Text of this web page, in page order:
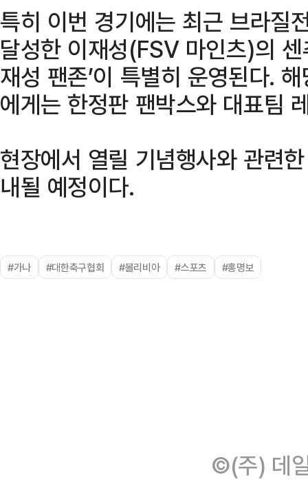
특히 이번 경기에는 최근 브라질
달성한 이재성(FSV 마인츠)의
재성 팬존’이 특별히 운영된다.
에게는 한정판 팬박스와 대표팀
현장에서 열릴 기념행사와 관련
내될 예정이다.
#가나 #대한축구협회 #볼리비아 #스포츠 #홍명보
©(주) 데